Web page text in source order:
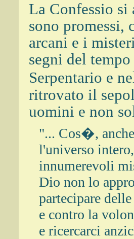
La Confessio si
sono
arcani e i
segni del
Serpentario e
ritrovato il
uomini e non
"... Cos�,
l'universo
innumerevoli
Dio non lo
partecipare
e contro la
e ricercarci